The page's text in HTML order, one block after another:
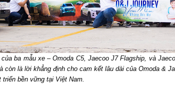
ba mẫu xe – Omoda C5, Jaecoo J7 Flagship, và
còn là lời khẳng định cho cam kết lâu dài của Omoda &
triển bền vững tại Việt Nam.